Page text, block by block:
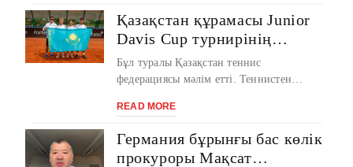
Қазақстан құрамасы Junior
Davis Cup турнирінің
финалдық кезеңіне шықты
Бұл туралы Қазақстан теннис
федерациясы мәлім етті. Теннистен
жасөспірімдер құрама ...
READ MORE
Германия бұрынғы бас көлік
прокуроры Мақсат